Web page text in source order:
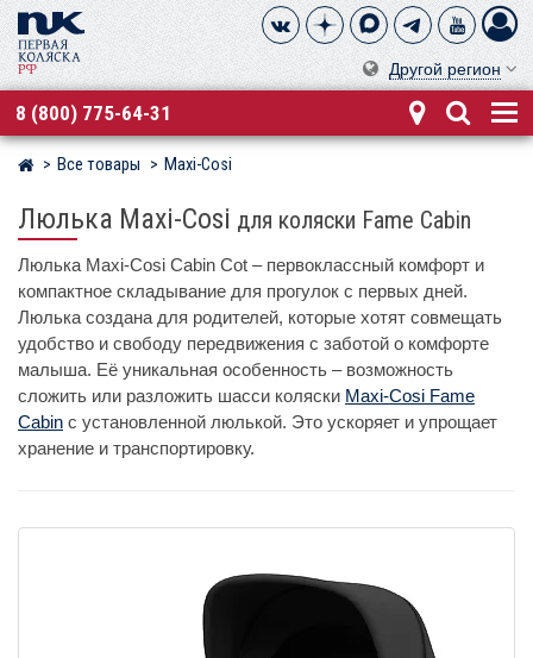
Другой регион
8 (800) 775-64-31
Магазин детских колясок
Все товары Maxi-Cosi
Люлька Maxi-Cosi для коляски Fame Cabin
Люлька Maxi‑Cosi Cabin Cot – первоклассный комфорт и
компактное складывание для прогулок с первых дней.
Люлька создана для родителей, которые хотят совмещать
удобство и свободу передвижения с заботой о комфорте
малыша. Её уникальная особенность – возможность
сложить или разложить шасси коляски Maxi-Cosi Fame
Cabin с установленной люлькой. Это ускоряет и упрощает
хранение и транспортировку.